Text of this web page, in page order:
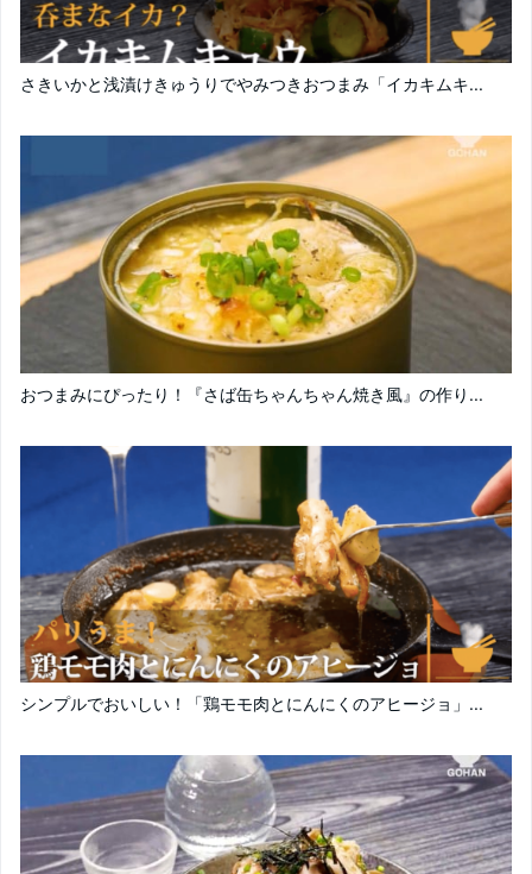
さきいかと浅漬けきゅうりでやみつきおつまみ「イカキムキ...
おつまみにぴったり！『さば缶ちゃんちゃん焼き風』の作り...
シンプルでおいしい！「鶏モモ肉とにんにくのアヒージョ」...